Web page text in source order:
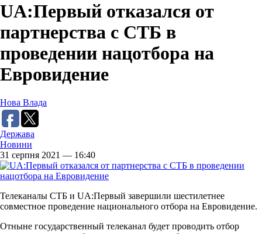
UA:Первый отказался от
партнерства с СТБ в
проведении нацотбора на
Евровидение
Нова Влада
Держава
Новини
31 серпня 2021 — 16:40
Телеканалы СТБ и UA:Первый завершили шестилетнее
совместное проведение национального отбора на Евровидение.
Отныне государственный телеканал будет проводить отбор